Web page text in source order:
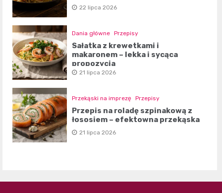
22 lipca 2026
Dania główne Przepisy
Sałatka z krewetkami i
makaronem – lekka i sycąca
propozycja
21 lipca 2026
Przekąski na imprezę Przepisy
Przepis na roladę szpinakową z
łososiem – efektowna przekąska
21 lipca 2026